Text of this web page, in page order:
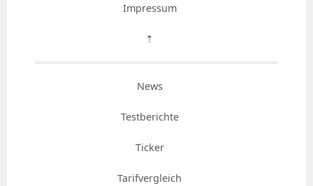
Impressum
⇡
News
Testberichte
Ticker
Tarifvergleich